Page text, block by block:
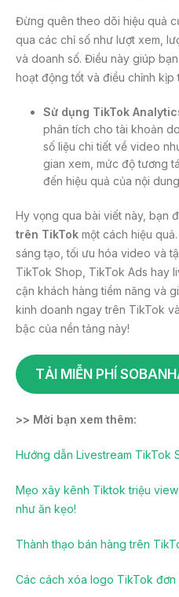
Đừng quên theo dõi hiệu quả
qua các chỉ số như lượt xem,
và doanh số. Điều này giúp
hoạt động tốt và điều chỉnh kịp
Sử dụng TikTok
phân tích cho tài khoản
số liệu chi tiết về video
gian xem, mức độ tương
đến hiệu quả của nội
Hy vọng qua bài viết này, bạn
trên TikTok một cách hiệu
sáng tạo, tối ưu hóa video và
TikTok Shop, TikTok Ads hay
cận khách hàng tiềm năng và
kinh doanh ngay trên TikTok
bậc của nền tảng này!
TẢI MIỄN PHÍ
>> Mời bạn xem thêm:
Hướng dẫn Livestream TikTok
Mẹo xây kênh Tiktok triệu
như ăn kẹo!
Thành thạo bán hàng trên
Các cách xóa logo TikTok đơn